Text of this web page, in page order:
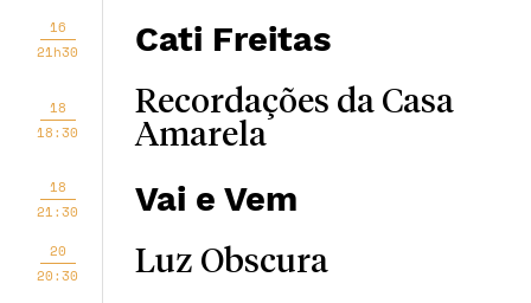
16
21h30
Cati Freitas
18
18:30
Recordações da Casa
Amarela
18
21:30
Vai e Vem
20
20:30
Luz Obscura